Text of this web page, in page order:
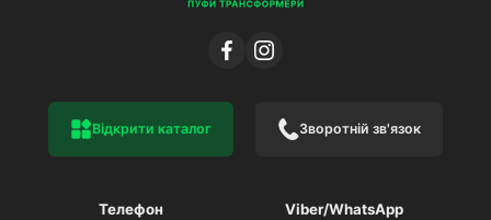
Телефон Viber/WhatsApp
Відкрити каталог Зворотній зв'язок